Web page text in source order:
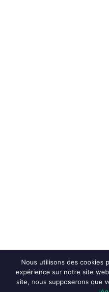
Nous utilisons des cookies
expérience sur notre site
site, nous supposerons que